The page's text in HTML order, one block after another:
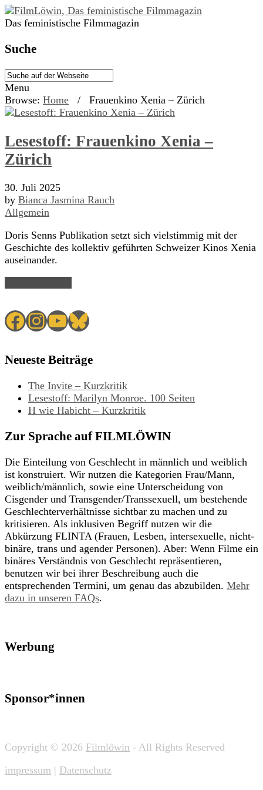
Das feministische Filmmagazin
Suche
Menu
Browse: Home / Frauenkino Xenia – Zürich
Lesestoff: Frauenkino Xenia –
Zürich
30. Juli 2025
by Bianca Jasmina Rauch
Allgemein
Doris Senns Publikation setzt sich vielstimmig mit der
Geschichte des kollektiv geführten Schweizer Kinos Xenia
auseinander.
Facebook
Instagram
YouTube
Bluesky
Neueste Beiträge
The Invite – Kurzkritik
Lesestoff: Marilyn Monroe. 100 Seiten
H wie Habicht – Kurzkritik
Zur Sprache auf FILMLÖWIN
Die Einteilung von Geschlecht in männlich und weiblich
ist konstruiert. Wir nutzen die Kategorien Frau/Mann,
weiblich/männlich, sowie eine Unterscheidung von
Cisgender und Transgender/Transsexuell, um bestehende
Geschlechterverhältnisse sichtbar zu machen und zu
kritisieren. Als inklusiven Begriff nutzen wir die
Abkürzung FLINTA (Frauen, Lesben, intersexuelle, nicht-
binäre, trans und agender Personen). Aber: Wenn Filme ein
binäres Verständnis von Geschlecht repräsentieren,
benutzen wir bei ihrer Beschreibung auch die
entsprechenden Termini, um genau das abzubilden. Mehr
dazu in unseren FAQs.
Werbung
Sponsor*innen
Copyright © 2026 Filmlöwin - All Rights Reserved
impressum | Datenschutz